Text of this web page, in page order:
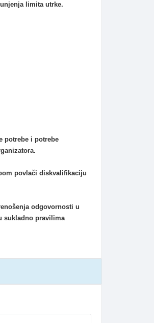
limita utrke.
potrebe i potrebe
povlači diskvalifikaciju
odgovornosti u
sukladno pravilima